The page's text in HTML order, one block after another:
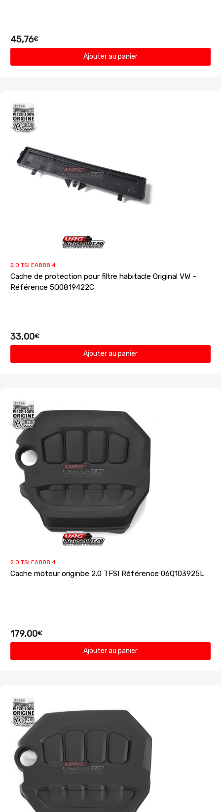
45,76€
Ajouter au panier
2.0 TSI EA888.4
Cache de protection pour filtre habitacle Original VW –
Référence 5Q0819422C
33,00€
Ajouter au panier
2.0 TSI EA888.4
Cache moteur originbe 2.0 TFSI Référence 06Q103925L
179,00€
Ajouter au panier